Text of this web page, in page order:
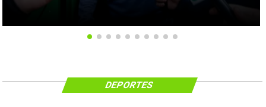
DEPORTES